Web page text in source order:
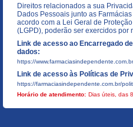
Direitos relacionados a sua
Dados Pessoais junto as
acordo com a Lei Geral de
(LGPD), poderão ser exercidos por
Link de acesso ao Encarregado
dados:
https://
Link de acesso às Políticas de
https://farmaciasindependente.com.br/
Horário de atendimento: Dias úteis, das